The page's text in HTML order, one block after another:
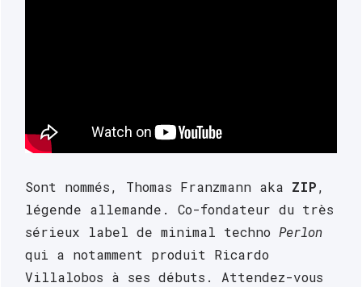
Sont nommés, Thomas Franzmann aka ZIP,
légende allemande. Co-fondateur du très
sérieux label de minimal techno Perlon
qui a notamment produit Ricardo
Villalobos à ses débuts. Attendez-vous